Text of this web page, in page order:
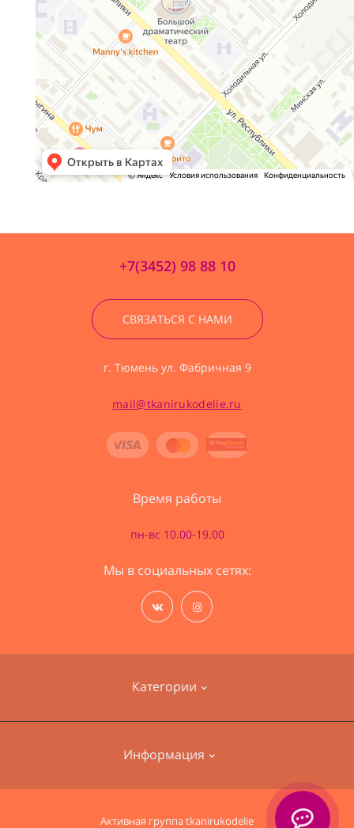
+7(3452) 98 88 10
СВЯЗАТЬСЯ С НАМИ
г. Тюмень ул. Фабричная 9
mail@tkanirukodelie.ru
Категории
Наборы для вышивания
Информация
Время работы
пн-вс 10.00-19.00
Мы в социальных сетях:
Активная группаtkanirukodelie